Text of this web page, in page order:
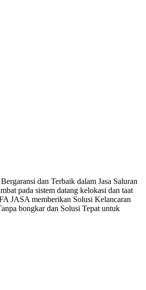
dan Terbaik dalam Jasa Saluran
pada sistem datang kelokasi dan taat
JASA memberikan Solusi Kelancaran
bongkar dan Solusi Tepat untuk